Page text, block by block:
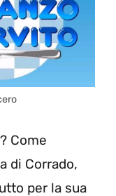
? Come
di Corrado,
per la sua